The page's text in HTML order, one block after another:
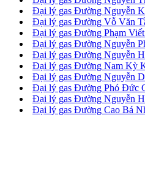
Đại lý gas Đường Nguyễn
Đại lý gas Đường Vỗ Văn
Đại lý gas Đường Phạm Viết
Đại lý gas Đường Nguyễn
Đại lý gas Đường Nguyễn
Đại lý gas Đường Nam Kỳ
Đại lý gas Đường Nguyễn
Đại lý gas Đường Phó Đức
Đại lý gas Đường Nguyễn
Đại lý gas Đường Cao Bá